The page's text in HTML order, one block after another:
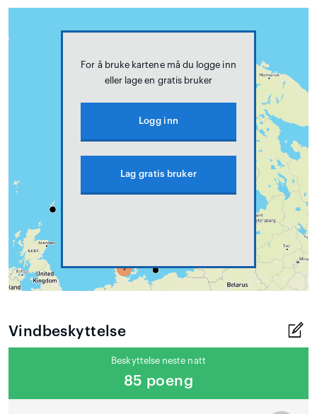
For å bruke kartene må du logge inn
eller lage en gratis bruker
Logg inn
Lag gratis bruker
Vindbeskyttelse
Beskyttelse neste natt
85 poeng